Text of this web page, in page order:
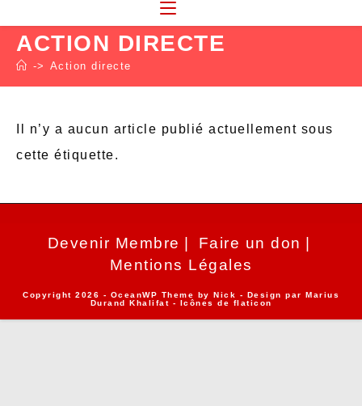
ACTION DIRECTE
-> Action directe
Il n’y a aucun article publié actuellement sous
cette étiquette.
Devenir Membre
Faire un don
Mentions Légales
Copyright 2026 - OceanWP Theme by Nick - Design par Marius
Durand Khalifat - Icônes de flaticon